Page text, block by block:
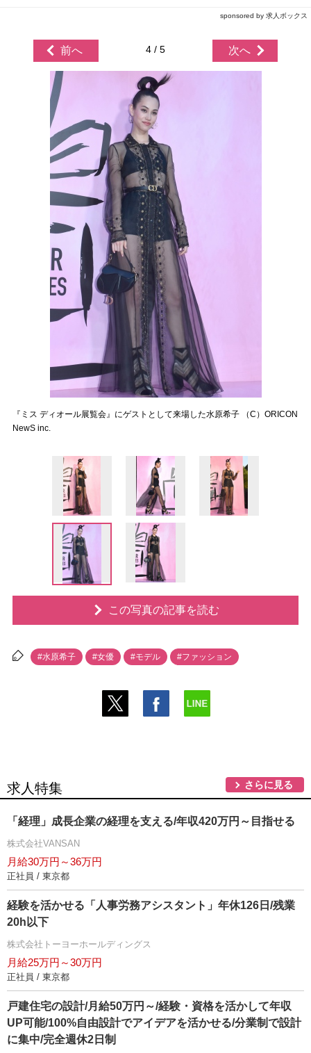
sponsored by 求人ボックス
前へ 4 / 5 次へ
『ミス ディオール展覧会』にゲストとして来場した水原希子 （C）ORICON
NewS inc.
この写真の記事を読む
#水原希子 #女優 #モデル #ファッション
求人特集 さらに見る
「経理」成長企業の経理を支える/年収420万円～目指せる
株式会社VANSAN
月給30万円～36万円
正社員 / 東京都
経験を活かせる「人事労務アシスタント」年休126日/残業
20h以下
株式会社トーヨーホールディングス
月給25万円～30万円
正社員 / 東京都
戸建住宅の設計/月給50万円～/経験・資格を活かして年収
UP可能/100%自由設計でアイデアを活かせる/分業制で設計
に集中/完全週休2日制